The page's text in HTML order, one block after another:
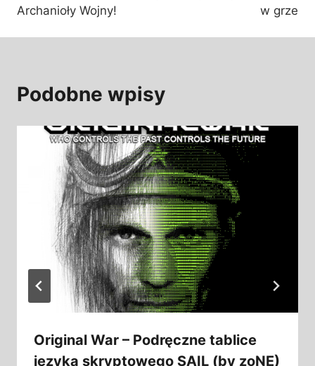
Archanioły Wojny!
w grze
Podobne wpisy
Original War – Podręczne tablice
języka skryptowego SAIL (by zoNE)